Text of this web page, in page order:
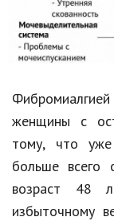
женщины с
тому, что
больше всего
возраст 48
избыточному